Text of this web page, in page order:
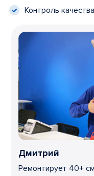
Контроль
Дмитрий
Ремонтирует 40+